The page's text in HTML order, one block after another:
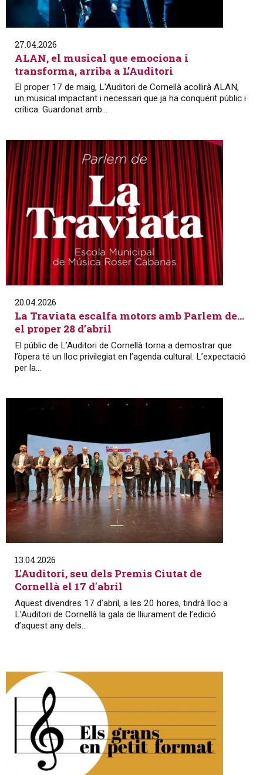
27.04.2026
ALAN, el musical que emociona i
transforma, arriba a L’Auditori
El proper 17 de maig, L'Auditori de Cornellà acollirà ALAN,
un musical impactant i necessari que ja ha conquerit públic i
crítica. Guardonat amb...
20.04.2026
La Traviata escalfa motors amb Parlem de…
el proper 28 d’abril
El públic de L’Auditori de Cornellà torna a demostrar que
l’òpera té un lloc privilegiat en l’agenda cultural. L’expectació
per la...
13.04.2026
L'Auditori, seu dels Premis Ciutat de
Cornellà el 17 d'abril
Aquest divendres 17 d’abril, a les 20 hores, tindrà lloc a
L’Auditori de Cornellà la gala de lliurament de l’edició
d’aquest any dels...